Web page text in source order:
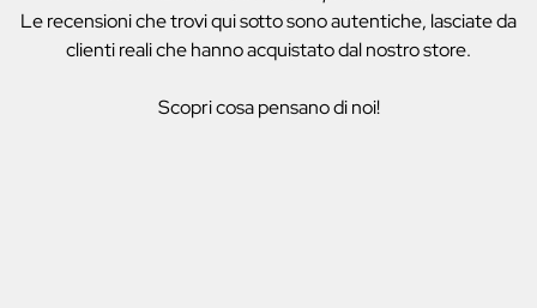
Le recensioni che trovi qui sotto sono autentiche, lasciate da
clienti reali che hanno acquistato dal nostro store.
Scopri cosa pensano di noi!